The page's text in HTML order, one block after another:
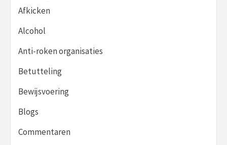
Afkicken
Alcohol
Anti-roken organisaties
Betutteling
Bewijsvoering
Blogs
Commentaren